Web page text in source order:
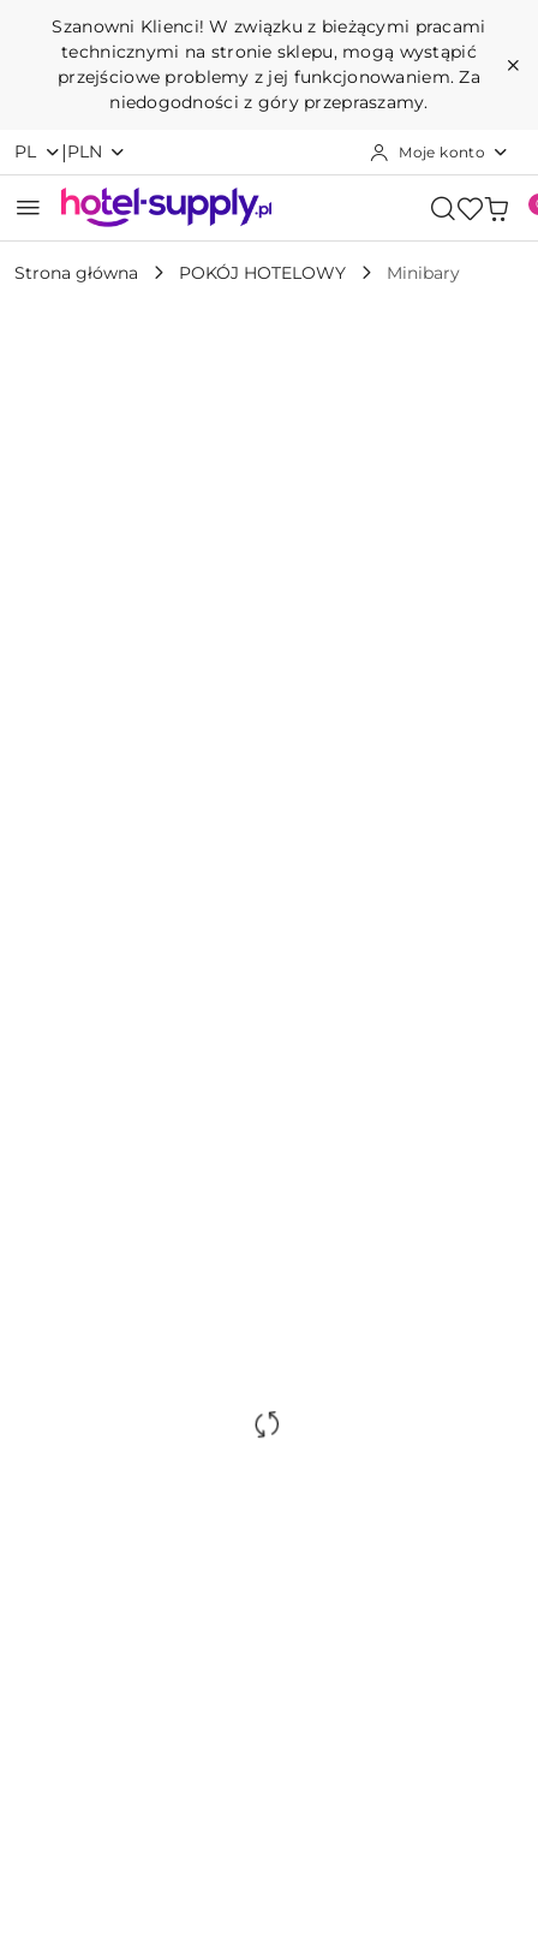
Przejdź do treści głównej
Przejdź do wyszukiwarki
Przejdź do moje konto
Przejdź do menu głównego
Przejdź do opisu produktu
Przejdź do stopki
Szanowni Klienci! W związku z bieżącymi pracami
technicznymi na stronie sklepu, mogą wystąpić
przejściowe problemy z jej funkcjonowaniem. Za
niedogodności z góry przepraszamy.
PL |PLN Moje konto
Strona główna POKÓJ HOTELOWY Minibary